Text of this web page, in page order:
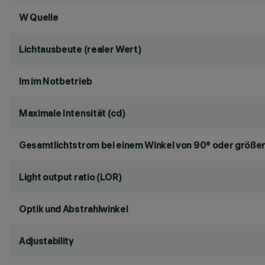
W Quelle
Lichtausbeute (realer Wert)
lm im Notbetrieb
Maximale Intensität (cd)
Gesamtlichtstrom bei einem Winkel von 90° oder
Light output ratio (LOR)
Optik und Abstrahlwinkel
Adjustability